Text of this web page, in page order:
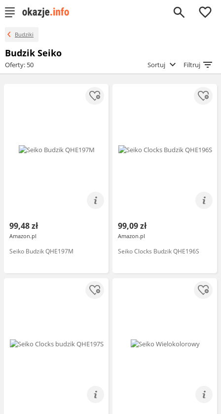
0
Budziki
Budzik Seiko
Oferty: 50 Sortuj Filtruj
99,48 zł
Amazon.pl
Seiko Budzik QHE197M
99,09 zł
Amazon.pl
Seiko Clocks Budzik QHE196S